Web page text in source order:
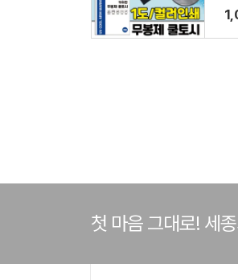
첫 마음 그대로! 세